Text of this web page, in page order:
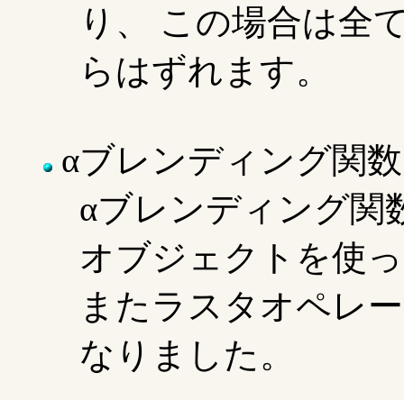
り、 この場合は全
らはずれます。
αブレンディング関数
αブレンディング関
オブジェクトを使
またラスタオペレ
なりました。